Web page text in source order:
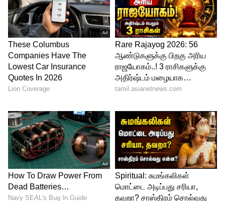
Image Credit :Our Own
குழந்தைகள் ரயில் பயணம்
5 முதல் 12 வயதுக்குள் உள்ள
வேறுபடுகின்றன. இந்த வயதினருக்கு
கட்டண சலுகை கிடைக்கலாம். ஆனால்
தானாகவே தனி இருக்கை வழங்கப்படாது.
பயணத்தின் போது குழந்தைக்கு தனிப்பட்ட
இருக்கை அல்லது படுக்கை